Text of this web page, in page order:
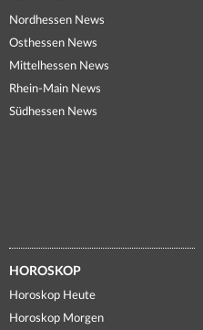
Nordhessen News
Osthessen News
Mittelhessen News
Rhein-Main News
Südhessen News
HOROSKOP
Horoskop Heute
Horoskop Morgen